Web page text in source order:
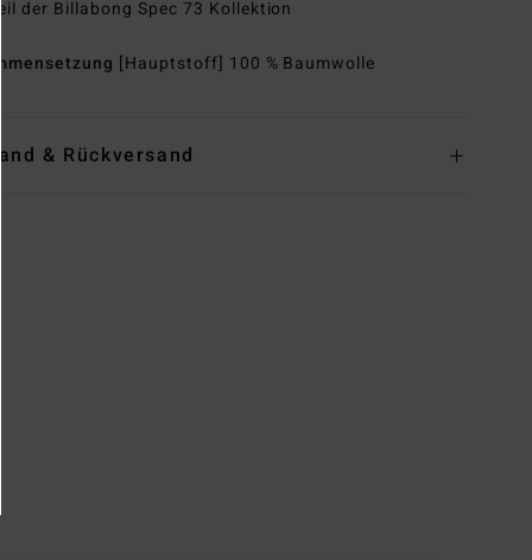
Teil der Billabong Spec 73 Kollektion
[Hauptstoff] 100 % Baumwolle
& Rückversand